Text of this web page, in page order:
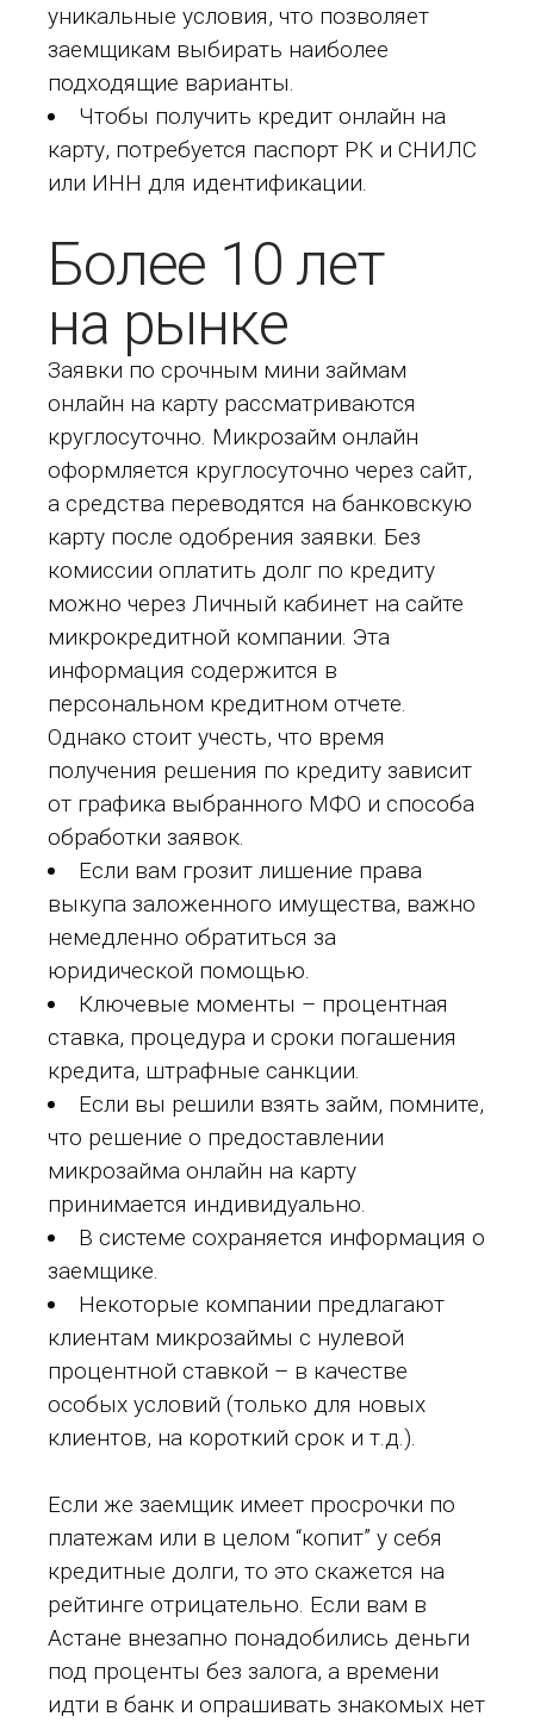
уникальные условия, что позволяет
заемщикам выбирать наиболее
подходящие варианты.
Чтобы получить кредит онлайн на
карту, потребуется паспорт РК и СНИЛС
или ИНН для идентификации.
Более 10 лет
на рынке
Заявки по срочным мини займам
онлайн на карту рассматриваются
круглосуточно. Микрозайм онлайн
оформляется круглосуточно через сайт,
а средства переводятся на банковскую
карту после одобрения заявки. Без
комиссии оплатить долг по кредиту
можно через Личный кабинет на сайте
микрокредитной компании. Эта
информация содержится в
персональном кредитном отчете.
Однако стоит учесть, что время
получения решения по кредиту зависит
от графика выбранного МФО и способа
обработки заявок.
Если вам грозит лишение права
выкупа заложенного имущества, важно
немедленно обратиться за
юридической помощью.
Ключевые моменты – процентная
ставка, процедура и сроки погашения
кредита, штрафные санкции.
Если вы решили взять займ, помните,
что решение о предоставлении
микрозайма онлайн на карту
принимается индивидуально.
В системе сохраняется информация о
заемщике.
Некоторые компании предлагают
клиентам микрозаймы с нулевой
процентной ставкой – в качестве
особых условий (только для новых
клиентов, на короткий срок и т.д.).
Если же заемщик имеет просрочки по
платежам или в целом “копит” у себя
кредитные долги, то это скажется на
рейтинге отрицательно. Если вам в
Астане внезапно понадобились деньги
под проценты без залога, а времени
идти в банк и опрашивать знакомых нет